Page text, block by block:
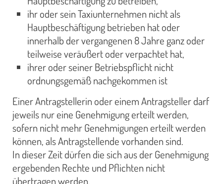
ihr oder sein Taxiunternehmen nicht als
Hauptbeschäftigung betrieben hat oder
innerhalb der vergangenen 8 Jahre ganz oder
teilweise veräußert oder verpachtet hat,
ihrer oder seiner Betriebspflicht nicht
ordnungsgemäß nachgekommen ist
Einer Antragstellerin oder einem Antragsteller darf
jeweils nur eine Genehmigung erteilt werden,
sofern nicht mehr Genehmigungen erteilt werden
können, als Antragstellende vorhanden sind.
In dieser Zeit dürfen die sich aus der Genehmigung
ergebenden Rechte und Pflichten nicht
übertragen werden.